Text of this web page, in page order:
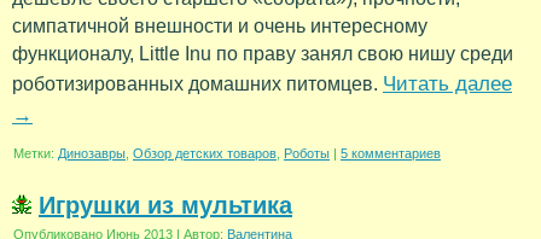
симпатичной внешности и очень интересному
функционалу, Little Inu по праву занял свою нишу среди
роботизированных домашних питомцев. Читать далее
→
Метки: Динозавры Обзор детских товаров Роботы | 5 комментариев
Игрушки из мультика
Опубликовано Июнь 2013 | Автор: Валентина